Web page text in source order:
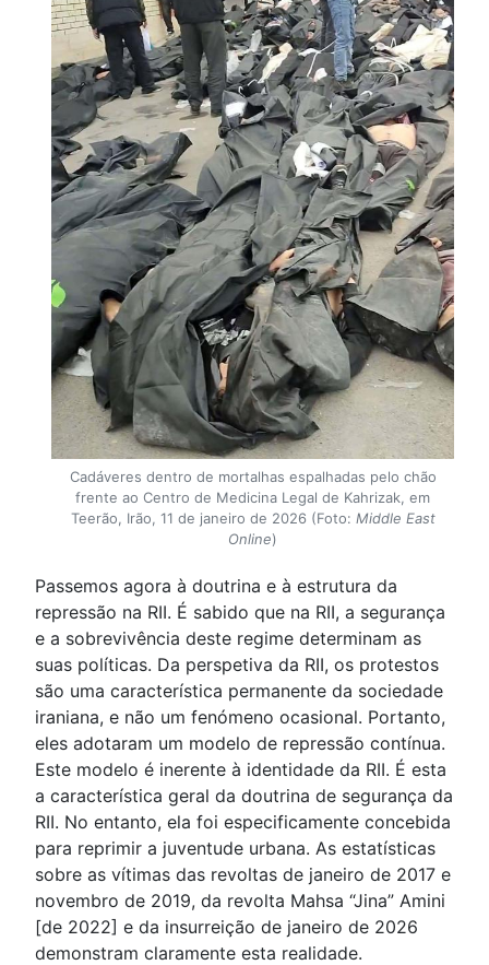
Cadáveres dentro de mortalhas espalhadas pelo chão
frente ao Centro de Medicina Legal de Kahrizak, em
Teerão, Irão, 11 de janeiro de 2026 (Foto: Middle East
Online)
Passemos agora à doutrina e à estrutura da
repressão na RII. É sabido que na RII, a segurança
e a sobrevivência deste regime determinam as
suas políticas. Da perspetiva da RII, os protestos
são uma característica permanente da sociedade
iraniana, e não um fenómeno ocasional. Portanto,
eles adotaram um modelo de repressão contínua.
Este modelo é inerente à identidade da RII. É esta
a característica geral da doutrina de segurança da
RII. No entanto, ela foi especificamente concebida
para reprimir a juventude urbana. As estatísticas
sobre as vítimas das revoltas de janeiro de 2017 e
novembro de 2019, da revolta Mahsa “Jina” Amini
[de 2022] e da insurreição de janeiro de 2026
demonstram claramente esta realidade.